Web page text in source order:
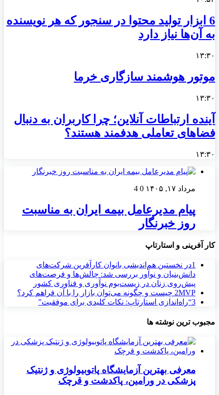
6 ابزار تولید محتوا در سنجور که هر نویسنده
به آن‌ها نیاز دارد
۱۳:۳۰
موتور هوشمند سازگاری خرما
۱۳:۳۰
آینده ارتباطات آنلاین؛ چرا کاربران به دنبال
فضاهای تعاملی هدفمند هستند؟
۱۳:۳۰
مرداد ۱۷, ۱۴۰۵ 0
4
پیام مدیرعامل بیمه ایران به مناسبت
روز خبرنگار
کار آفرینی و استارتاپ
1در نخستین هم‌اندیشی بانوان کارآفرین شرکت‌های
دانش‌بنیان و نوآور بررسی شد: چالش‌ها و فرصت‌های
پیش‌روی زنان در زیست‌بوم نوآوری و فناوری کشور
2MVP چیست و چگونه می‌توان بازار را با آن فراهم کرد؟
3“راه‌اندازی استارتاپ: نکات کلیدی برای موفقیت”
مجبوب ترین نوشته ها
معرفی بهترین آزمایشگاه پاتوبیولوژی و ژنتیک
پزشکی در ورامین، پاکدشت و قرچک